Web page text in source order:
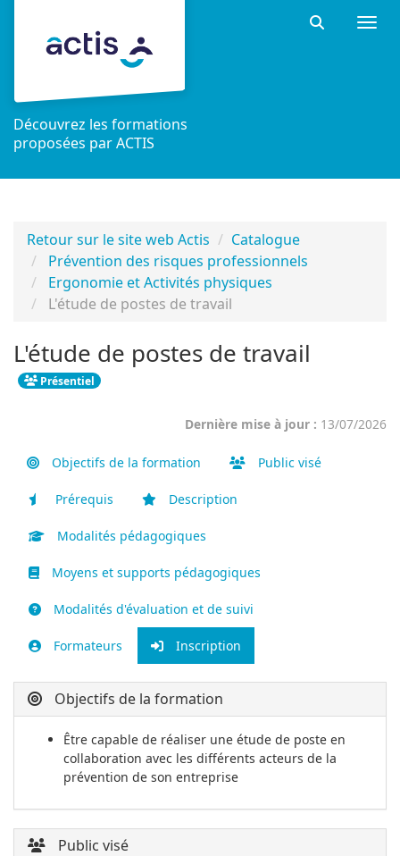
Découvrez les formations
proposées par ACTIS
Retour sur le site web Actis
Catalogue
Prévention des risques professionnels
Ergonomie et Activités physiques
L'étude de postes de travail
L'étude de postes de travail
Présentiel
Dernière mise à jour : 13/07/2026
Objectifs de la formation Public visé
Prérequis Description
Modalités pédagogiques
Moyens et supports pédagogiques
Modalités d'évaluation et de suivi
Formateurs Inscription
Objectifs de la formation
Être capable de réaliser une étude de poste en
collaboration avec les différents acteurs de la
prévention de son entreprise
Public visé